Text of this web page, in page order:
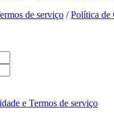
de serviço /Política de
e Termos de serviço